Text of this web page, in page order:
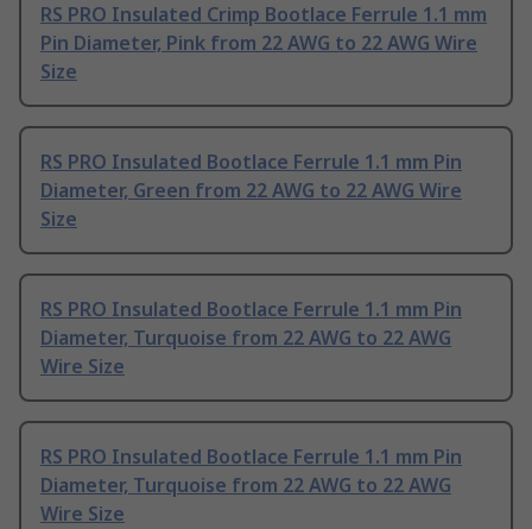
RS PRO Insulated Crimp Bootlace Ferrule 1.1 mm
Pin Diameter, Pink from 22 AWG to 22 AWG Wire
Size
RS PRO Insulated Bootlace Ferrule 1.1 mm Pin
Diameter, Green from 22 AWG to 22 AWG Wire
Size
RS PRO Insulated Bootlace Ferrule 1.1 mm Pin
Diameter, Turquoise from 22 AWG to 22 AWG
Wire Size
RS PRO Insulated Bootlace Ferrule 1.1 mm Pin
Diameter, Turquoise from 22 AWG to 22 AWG
Wire Size